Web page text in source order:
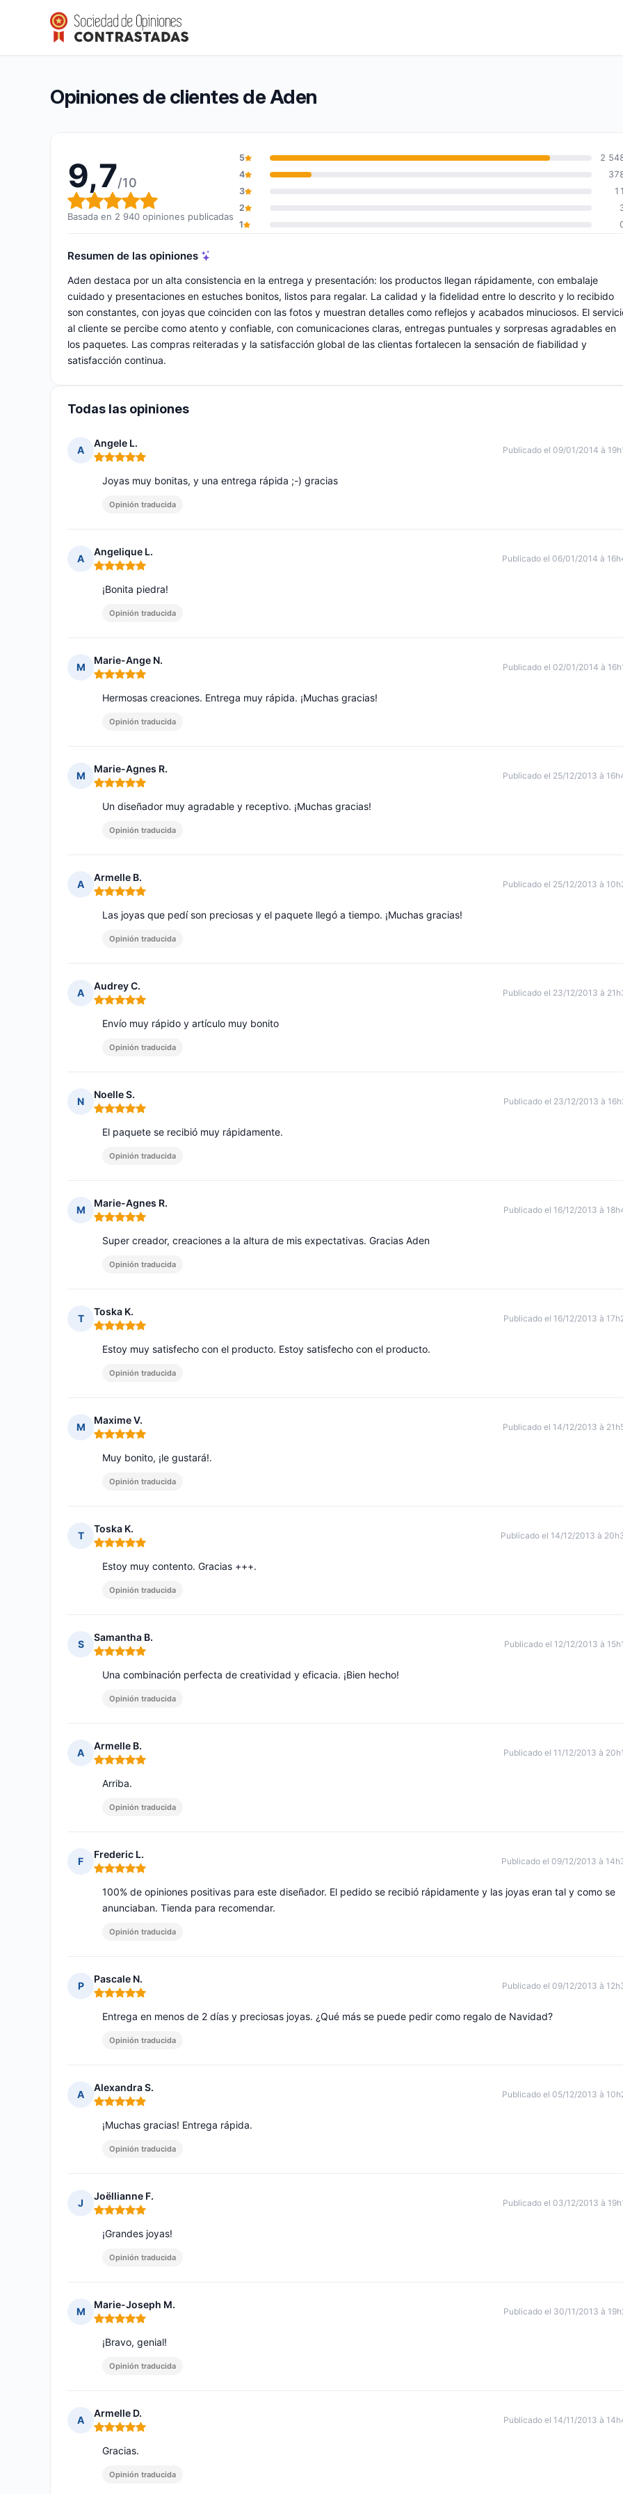
Aden
Calificación global: 9,7 de 10
9,7/10(2 940 opiniones)
Opiniones de clientes de Aden
9,7/10
Calificación global: 9,7 de 10
Basada en 2 940 opiniones publicadas
5
2
4
3
11
2
1
Resumen de las opiniones
Aden destaca por un alta consistencia en la entrega y presentación: los productos llegan rápidamente, con embalaje
cuidado y presentaciones en estuches bonitos, listos para regalar. La calidad y la fidelidad entre lo descrito y lo recibido
son constantes, con joyas que coinciden con las fotos y muestran detalles como reflejos y acabados minuciosos. El
al cliente se percibe como atento y confiable, con comunicaciones claras, entregas puntuales y sorpresas agradables en
los paquetes. Las compras reiteradas y la satisfacción global de las clientas fortalecen la sensación de fiabilidad y
satisfacción continua.
Todas las opiniones
A
Angele L.
Nota: 5 de 5
Publicado el 09/01/2014 à
Joyas muy bonitas, y una entrega rápida ;-) gracias
Opinión traducida
A
Angelique L.
Nota: 5 de 5
Publicado el 06/01/2014 à
¡Bonita piedra!
Opinión traducida
M
Marie-Ange N.
Nota: 5 de 5
Publicado el 02/01/2014 à
Hermosas creaciones. Entrega muy rápida. ¡Muchas gracias!
Opinión traducida
M
Marie-Agnes R.
Nota: 5 de 5
Publicado el 25/12/2013 à
Un diseñador muy agradable y receptivo. ¡Muchas gracias!
Opinión traducida
A
Armelle B.
Nota: 5 de 5
Publicado el 25/12/2013 à
Las joyas que pedí son preciosas y el paquete llegó a tiempo. ¡Muchas gracias!
Opinión traducida
A
Audrey C.
Nota: 5 de 5
Publicado el 23/12/2013 à
Envío muy rápido y artículo muy bonito
Opinión traducida
N
Noelle S.
Nota: 5 de 5
Publicado el 23/12/2013 à
El paquete se recibió muy rápidamente.
Opinión traducida
M
Marie-Agnes R.
Nota: 5 de 5
Publicado el 16/12/2013 à
Super creador, creaciones a la altura de mis expectativas. Gracias Aden
Opinión traducida
T
Toska K.
Nota: 5 de 5
Publicado el 16/12/2013 à
Estoy muy satisfecho con el producto. Estoy satisfecho con el producto.
Opinión traducida
M
Maxime V.
Nota: 5 de 5
Publicado el 14/12/2013 à
Muy bonito, ¡le gustará!.
Opinión traducida
T
Toska K.
Nota: 5 de 5
Publicado el 14/12/2013 à
Estoy muy contento. Gracias +++.
Opinión traducida
S
Samantha B.
Nota: 5 de 5
Publicado el 12/12/2013 à
Una combinación perfecta de creatividad y eficacia. ¡Bien hecho!
Opinión traducida
A
Armelle B.
Nota: 5 de 5
Publicado el 11/12/2013 à
Arriba.
Opinión traducida
F
Frederic L.
Nota: 5 de 5
Publicado el 09/12/2013 à
100% de opiniones positivas para este diseñador. El pedido se recibió rápidamente y las joyas eran tal y como se
anunciaban. Tienda para recomendar.
Opinión traducida
P
Pascale N.
Nota: 5 de 5
Publicado el 09/12/2013 à
Entrega en menos de 2 días y preciosas joyas. ¿Qué más se puede pedir como regalo de Navidad?
Opinión traducida
A
Alexandra S.
Nota: 5 de 5
Publicado el 05/12/2013 à
¡Muchas gracias! Entrega rápida.
Opinión traducida
J
Joëllianne F.
Nota: 5 de 5
Publicado el 03/12/2013 à
¡Grandes joyas!
Opinión traducida
M
Marie-Joseph M.
Nota: 5 de 5
Publicado el 30/11/2013 à
¡Bravo, genial!
Opinión traducida
A
Armelle D.
Nota: 5 de 5
Publicado el 14/11/2013 à
Gracias.
Opinión traducida